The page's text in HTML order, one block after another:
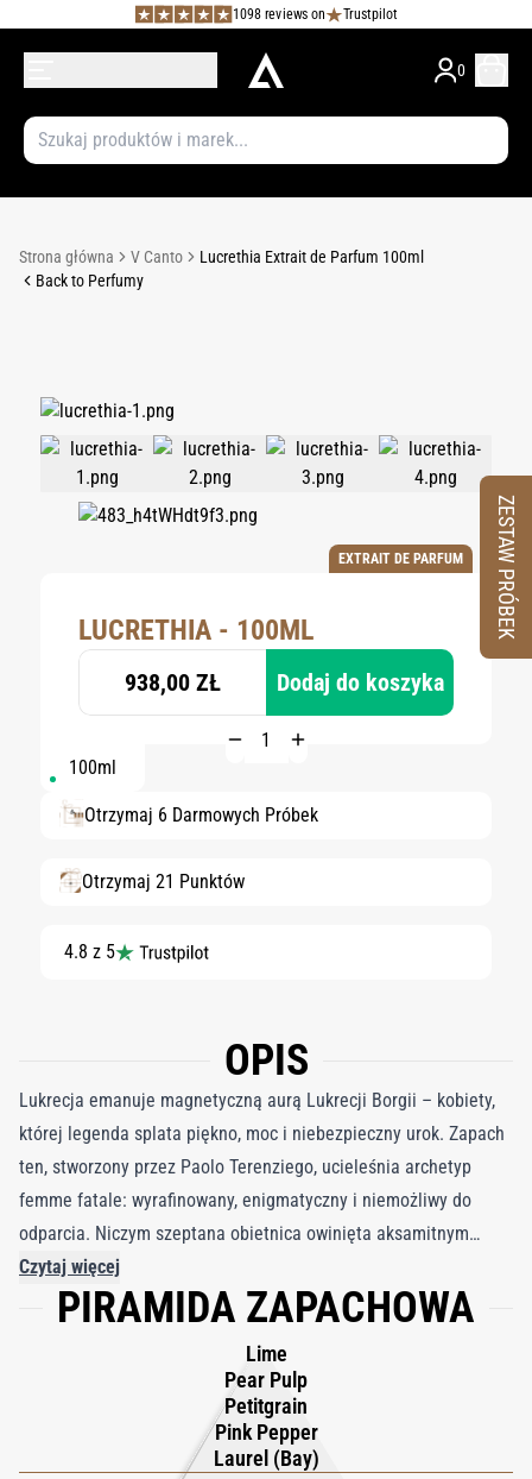
1098 reviews on Trustpilot
0
Strona główna V Canto
Lucrethia Extrait de Parfum 100ml
Back to Perfumy
EXTRAIT DE PARFUM
LUCRETHIA - 100ML
938,00 ZŁ Dodaj do koszyka
100ml
Otrzymaj 6 Darmowych Próbek
Otrzymaj 21 Punktów
4.8 z 5
OPIS
Lukrecja emanuje magnetyczną aurą Lukrecji Borgii – kobiety,
której legenda splata piękno, moc i niebezpieczny urok. Zapach
ten, stworzony przez Paolo Terenziego, ucieleśnia archetyp
femme fatale: wyrafinowany, enigmatyczny i niemożliwy do
odparcia. Niczym szeptana obietnica owinięta aksamitnym
cieniem, Lukrecja uwodzi wdziękiem, zanim ujawni swoją
imponującą głębię. Jest przeznaczony dla tych, którzy bez
ich odejściu. Kompozycję otwiera soczysta słodycz pulpy
gruszkowej i kwiatu limonki, rozpalana żywym różowym
pieprzem i petitgrainem, podczas gdy Laurel dodaje królewskiej
równowagi. Serce pogłębia się w odurzający akord kwiatowo-
Czytaj więcej
PIRAMIDA ZAPACHOWA
Lime
Pear Pulp
Petitgrain
Pink Pepper
Laurel (Bay)
ZESTAW PRÓBEK